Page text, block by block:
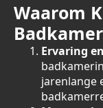
Waarom
Ervaring
jarenlange